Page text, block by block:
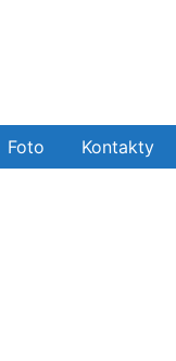
Foto Kontakty